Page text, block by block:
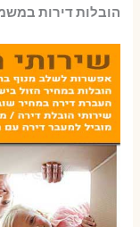
הובלות דירות